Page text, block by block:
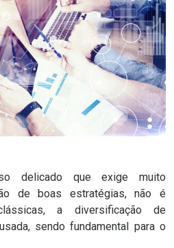
delicado que exige muito
de boas estratégias, não é
a diversificação de
sendo fundamental para o